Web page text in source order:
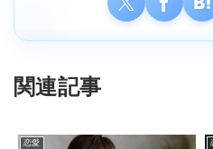
関連記事
恋愛